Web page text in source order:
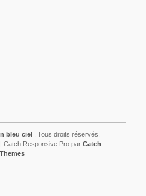
bleu ciel
. Tous droits réservés.
| Catch Responsive Pro par Catch
Themes